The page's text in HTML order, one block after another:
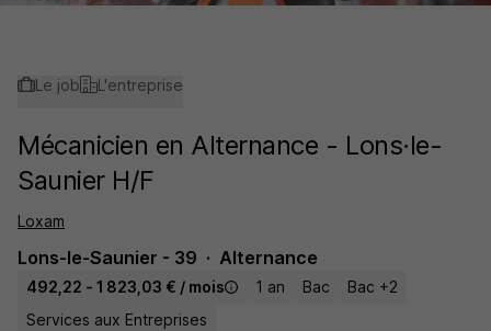
Le job L'entreprise
Mécanicien en Alternance - Lons·le-
Saunier H/F
Loxam
Lons-le-Saunier - 39 Alternance
492,22 - 1 823,03 € / mois 1 an Bac
Bac +2
Services aux Entreprises